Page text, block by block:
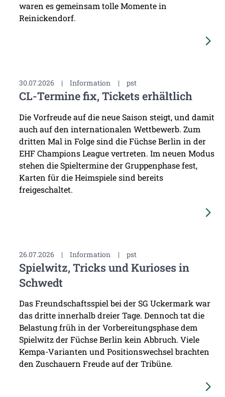
waren es gemeinsam tolle Momente in
Reinickendorf.
30.07.2026 | Information | pst
CL-Termine fix, Tickets erhältlich
Die Vorfreude auf die neue Saison steigt, und damit
auch auf den internationalen Wettbewerb. Zum
dritten Mal in Folge sind die Füchse Berlin in der
EHF Champions League vertreten. Im neuen Modus
stehen die Spieltermine der Gruppenphase fest,
Karten für die Heimspiele sind bereits
freigeschaltet.
26.07.2026 | Information | pst
Spielwitz, Tricks und Kurioses in
Schwedt
Das Freundschaftsspiel bei der SG Uckermark war
das dritte innerhalb dreier Tage. Dennoch tat die
Belastung früh in der Vorbereitungsphase dem
Spielwitz der Füchse Berlin kein Abbruch. Viele
Kempa-Varianten und Positionswechsel brachten
den Zuschauern Freude auf der Tribüne.